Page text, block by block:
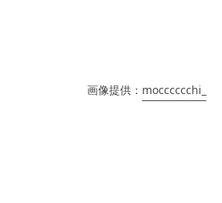
画像提供： mocccccchi_